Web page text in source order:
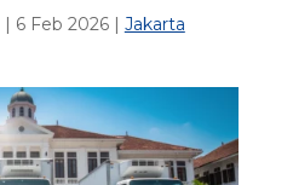
| 6 Feb 2026| Jakarta